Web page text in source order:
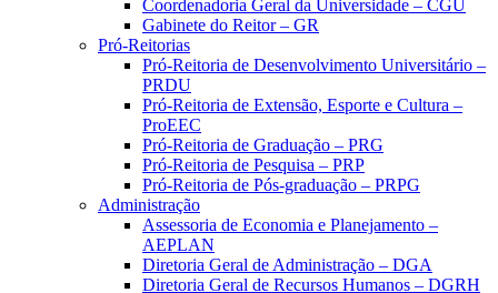
Coordenadoria Geral da Universidade – CGU
Gabinete do Reitor – GR
Pró-Reitorias
Pró-Reitoria de Desenvolvimento Universitário –
PRDU
Pró-Reitoria de Extensão, Esporte e Cultura –
ProEEC
Pró-Reitoria de Graduação – PRG
Pró-Reitoria de Pesquisa – PRP
Pró-Reitoria de Pós-graduação – PRPG
Administração
Assessoria de Economia e Planejamento –
AEPLAN
Diretoria Geral de Administração – DGA
Diretoria Geral de Recursos Humanos – DGRH